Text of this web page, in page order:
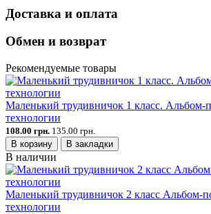
Доставка и оплата
Обмен и возврат
Рекомендуемые товары
Маленький трудивничок 1 класс. Альбом-
технологии
108.00 грн. 135.00 грн.
В корзину
В закладки
В наличии
Маленький трудивничок 2 класс Альбом-
технологии